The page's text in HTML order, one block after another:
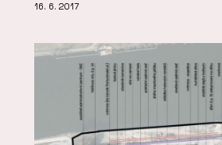
16. 6. 2017